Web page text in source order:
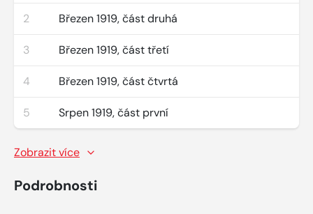
2 Březen 1919, část druhá
3 Březen 1919, část třetí
4 Březen 1919, část čtvrtá
5 Srpen 1919, část první
Zobrazit více
Podrobnosti